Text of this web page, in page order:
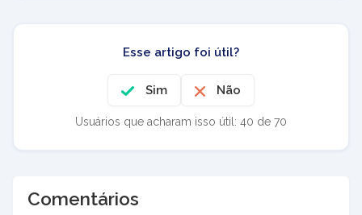
Esse artigo foi útil?
Sim Não
Usuários que acharam isso útil: 40 de 70
Comentários